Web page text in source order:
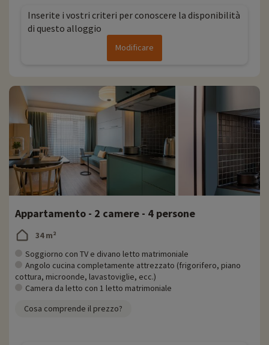
Ogni anno Familytrip scopre nuove attività per le famiglie vicino ai
nostri alloggi: zoo, acquario, ecc. Se abbiamo già negoziato le
attività, potete prenotarle con uno sconto direttamente online una
cliccando qui!
- Si accettano animali domestici, con supplemento
Inserite i vostri criteri per conoscere la disponibilità
di questo alloggio
Modificare
Appartamento - 2 camere - 4 persone
34 m²
Soggiorno con TV e divano letto matrimoniale
Angolo cucina completamente attrezzato (frigorifero, piano
cottura, microonde, lavastoviglie, ecc.)
Camera da letto con 1 letto matrimoniale
Cosa comprende il prezzo?